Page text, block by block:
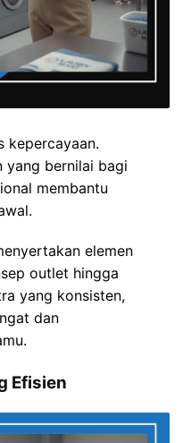
kepercayaan.
yang bernilai bagi
membantu
elemen
outlet hingga
yang konsisten,
dan
Efisien